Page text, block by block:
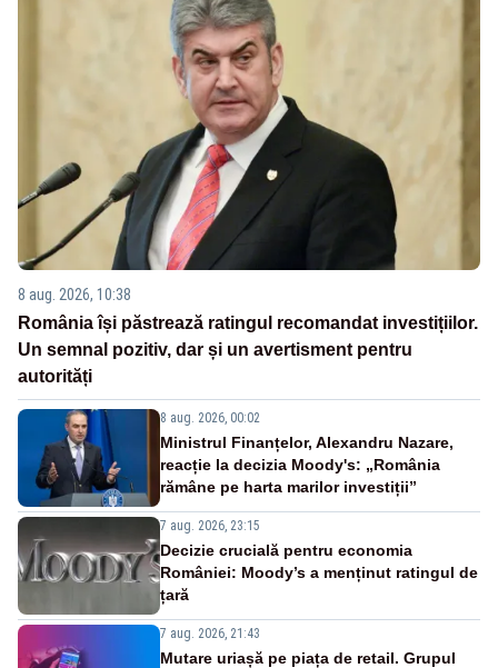
8 aug. 2026, 10:38
România își păstrează ratingul recomandat investițiilor.
Un semnal pozitiv, dar și un avertisment pentru
autorități
8 aug. 2026, 00:02
Ministrul Finanțelor, Alexandru Nazare,
reacție la decizia Moody's: „România
rămâne pe harta marilor investiții”
7 aug. 2026, 23:15
Decizie crucială pentru economia
României: Moody’s a menținut ratingul de
țară
7 aug. 2026, 21:43
Mutare uriașă pe piața de retail. Grupul